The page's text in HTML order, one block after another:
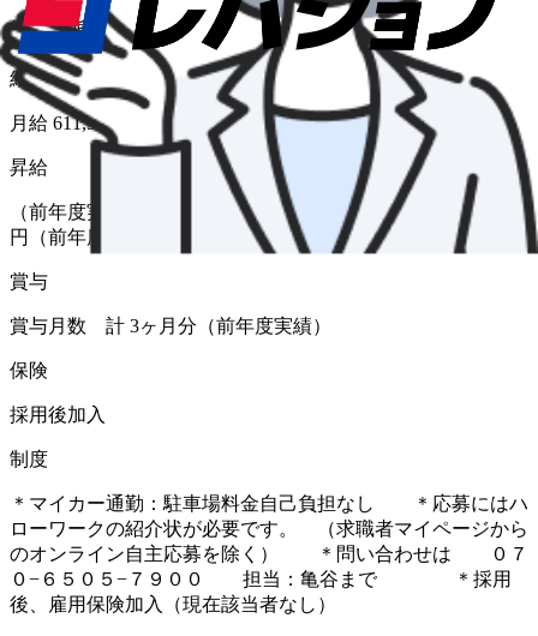
給与形態
月給
給与
月給 611,500円〜1,185,000円
昇給
（前年度実績 あり） 金額 1月あたり 30,000 円 〜 50,000
円（前年度実績）
賞与
賞与月数 計 3ヶ月分（前年度実績）
保険
採用後加入
制度
＊マイカー通勤：駐車場料金自己負担なし ＊応募にはハ
ローワークの紹介状が必要です。 （求職者マイページから
のオンライン自主応募を除く） ＊問い合わせは ０７
０−６５０５−７９００ 担当：亀谷まで ＊採用
後、雇用保険加入（現在該当者なし）